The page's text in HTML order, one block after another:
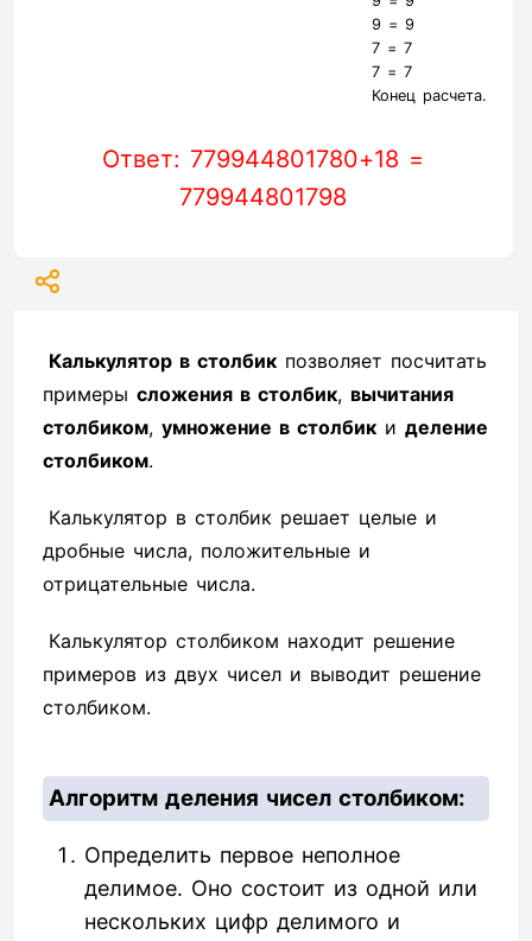
9 =9
7 =7
7 =7
Конец расчета.
Ответ: 779944801780+18 =
779944801798
Калькулятор в столбик позволяет посчитать
примеры сложения в столбик, вычитания
столбиком, умножение в столбик и деление
столбиком.
Калькулятор в столбик решает целые и
дробные числа, положительные и
отрицательные числа.
Калькулятор столбиком находит решение
примеров из двух чисел и выводит решение
столбиком.
Алгоритм деления чисел столбиком:
Определить первое неполное
делимое. Оно состоит из одной или
нескольких цифр делимого и